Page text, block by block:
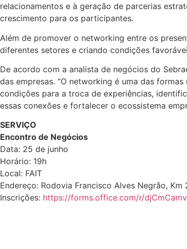
relacionamentos e à geração de parcerias
crescimento para os participantes.
Além de promover o networking entre os
diferentes setores e criando condições
De acordo com a analista de negócios do
das empresas. “O networking é uma das
condições para a troca de experiências,
essas conexões e fortalecer o ecossistema
SERVIÇO
Encontro de Negócios
Data: 25 de junho
Horário: 19h
Local: FAIT
Endereço: Rodovia Francisco Alves Negrão, Km
Inscrições: https://forms.office.com/r/